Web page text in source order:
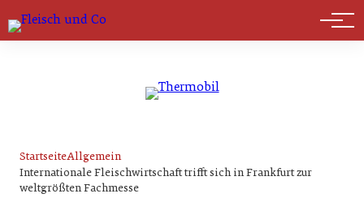
Marktführer
StartseiteAllgemein
Internationale Fleischwirtschaft trifft sich in Frankfurt zur
weltgrößten Fachmesse